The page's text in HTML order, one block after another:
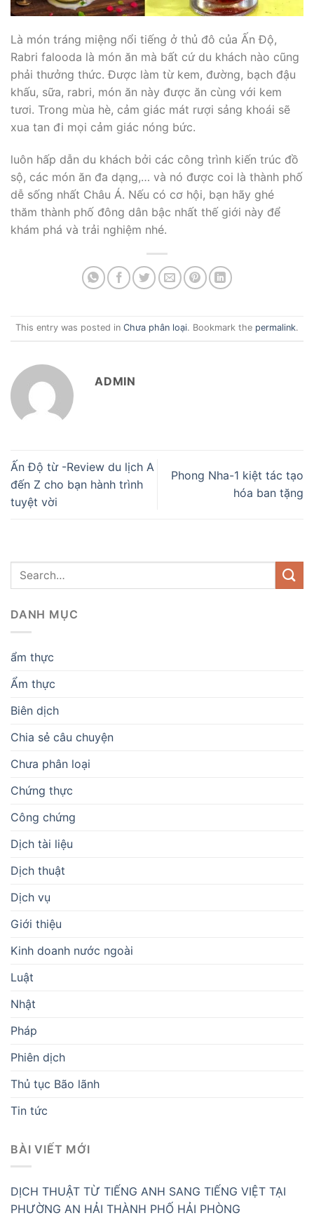
Là món tráng miệng nổi tiếng ở thủ đô của Ấn Độ,
Rabri falooda là món ăn mà bất cứ du khách nào cũng
phải thưởng thức. Được làm từ kem, đường, bạch đậu
khấu, sữa, rabri, món ăn này được ăn cùng với kem
tươi. Trong mùa hè, cảm giác mát rượi sảng khoái sẽ
xua tan đi mọi cảm giác nóng bức.
luôn hấp dẫn du khách bởi các công trình kiến trúc đồ
sộ, các món ăn đa dạng,… và nó được coi là thành phố
dễ sống nhất Châu Á. Nếu có cơ hội, bạn hãy ghé
thăm thành phố đông dân bậc nhất thế giới này để
khám phá và trải nghiệm nhé.
This entry was posted in Chưa phân loại. Bookmark the permalink.
ADMIN
Ấn Độ từ -Review du lịch A
đến Z cho bạn hành trình
tuyệt vời
Phong Nha-1 kiệt tác tạo
hóa ban tặng
DANH MỤC
ẩm thực
Ẩm thực
Biên dịch
Chia sẻ câu chuyện
Chưa phân loại
Chứng thực
Công chứng
Dịch tài liệu
Dịch thuật
Dịch vụ
Giới thiệu
Kinh doanh nước ngoài
Luật
Nhật
Pháp
Phiên dịch
Thủ tục Bão lãnh
Tin tức
BÀI VIẾT MỚI
DỊCH THUẬT TỪ TIẾNG ANH SANG TIẾNG VIỆT TẠI
PHƯỜNG AN HẢI THÀNH PHỐ HẢI PHÒNG